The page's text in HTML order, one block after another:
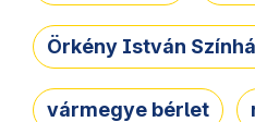
Örkény István
vármegye bérlet